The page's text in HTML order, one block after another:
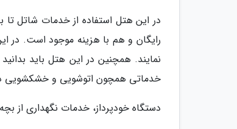
در این هتل استفاده از خدمات شاتل
رایگان و هم با هزینه موجود است. در
نمایند. همچنین در این هتل باید
خدماتی همچون اتوشویی و خشکشویی
دستگاه خودپرداز، خدمات نگهداری از